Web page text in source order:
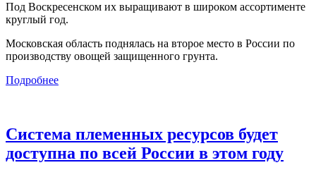
Под Воскресенском их выращивают в широком ассортименте
круглый год.
Московская область поднялась на второе место в России по
производству овощей защищенного грунта.
Подробнее
Система племенных ресурсов будет
доступна по всей России в этом году